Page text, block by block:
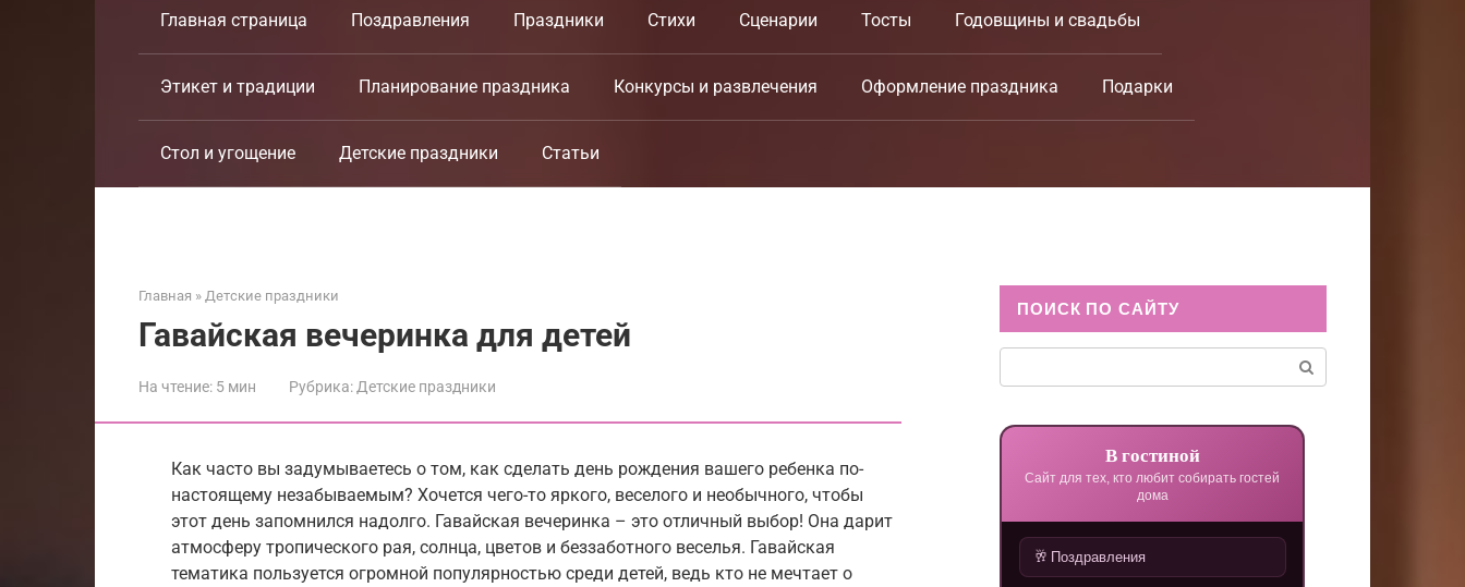
Главная страница Поздравления Праздники Стихи Сценарии Тосты Годовщины и свадьбы
Этикет и традиции Планирование праздника Конкурсы и развлечения Оформление праздника Подарки
Стол и угощение Детские праздники Статьи
Главная » Детские праздники
Гавайская вечеринка для детей
На чтение: 5 мин Рубрика: Детские праздники
Как часто вы задумываетесь о том, как сделать день рождения вашего ребенка по-
настоящему незабываемым? Хочется чего-то яркого, веселого и необычного, чтобы
этот день запомнился надолго. Гавайская вечеринка – это отличный выбор! Она дарит
атмосферу тропического рая, солнца, цветов и беззаботного веселья. Гавайская
тематика пользуется огромной популярностью среди детей, ведь кто не мечтает о
ПОИСК ПО САЙТУ
В гостиной
Сайт для тех, кто любит собирать гостей
дома
🥂 Поздравления